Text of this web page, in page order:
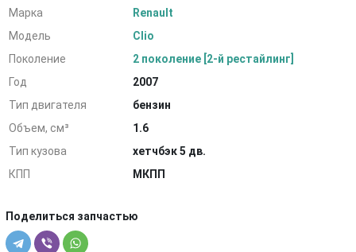
Марка
Renault
Модель
Clio
Поколение
2 поколение [2-й рестайлинг]
Год
2007
Тип двигателя
бензин
Объем, см³
1.6
Тип кузова
хетчбэк 5 дв.
КПП
МКПП
Поделиться запчастью